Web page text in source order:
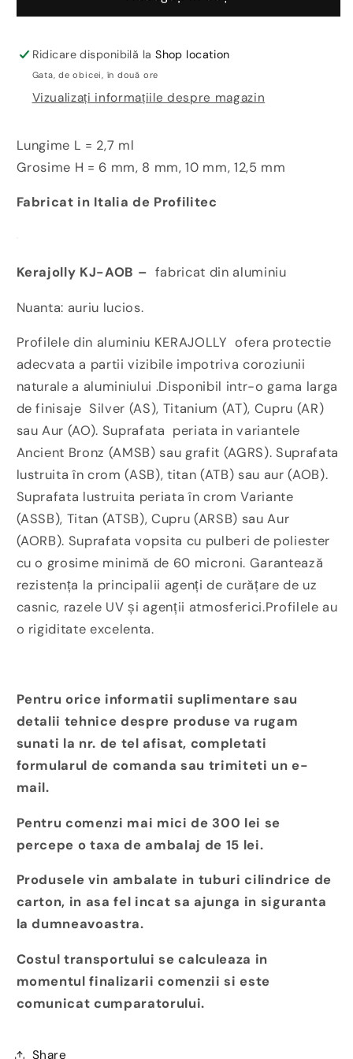
faianta
din
aluminiu-
KJ-
faianta
din
aluminiu-
KJ-
Ridicare disponibilă laShop location
Gata, de obicei, în două ore
Vizualizați informațiile despre magazin
Lungime L = 2,7 ml
Grosime H = 6 mm, 8 mm, 10 mm, 12,5 mm
Fabricat in Italia de Profilitec
Kerajolly KJ-AOB – fabricat din aluminiu
Nuanta: auriu lucios.
Profilele din aluminiu KERAJOLLY ofera protectie
adecvata a partii vizibile impotriva coroziunii
naturale a aluminiului .Disponibil intr-o gama larga
de finisaje Silver (AS), Titanium (AT), Cupru (AR)
sau Aur (AO). Suprafata periata in variantele
Ancient Bronz (AMSB) sau grafit (AGRS). Suprafata
lustruita în crom (ASB), titan (ATB) sau aur (AOB).
Suprafata lustruita periata în crom Variante
(ASSB), Titan (ATSB), Cupru (ARSB) sau Aur
(AORB). Suprafata vopsita cu pulberi de poliester
cu o grosime minimă de 60 microni. Garantează
rezistența la principalii agenți de curățare de uz
casnic, razele UV și agenții atmosferici.Profilele au
o rigiditate excelenta.
Pentru orice informatii suplimentare sau
detalii tehnice despre produse va rugam
sunati la nr. de tel afisat, completati
formularul de comanda sau trimiteti un e-
mail.
Pentru comenzi mai mici de 300 lei se
percepe o taxa de ambalaj de 15 lei.
Produsele vin ambalate in tuburi cilindrice de
carton, in asa fel incat sa ajunga in siguranta
la dumneavoastra.
Costul transportului se calculeaza in
momentul finalizarii comenzii si este
comunicat cumparatorului.
Share